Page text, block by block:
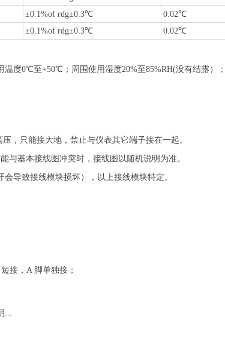
±0.1%of rdg±0.3℃
0.02℃
±0.1%of rdg±0.3℃ 0.02℃
温度0℃至+50℃；周围使用湿度20%至85%RH(没有结露）
，只能接大地，禁止与仪表其它端子接在一起。
与基本接线图冲突时，接线图以随机说明为准。
导致接线模块损坏），以上接线模块特定。
接，A 脚单独接；
...